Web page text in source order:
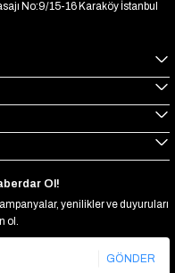
No:9/15-16 Karaköy İstanbul
Ol!
yenilikler ve duyuruları
ol.
GÖNDER